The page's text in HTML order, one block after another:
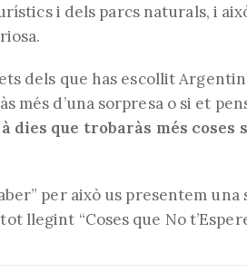
i dels parcs naturals, i
dels que has escollit
d’una sorpresa o si et
dies que trobaràs més coses
per això us presentem una
llegint “Coses que No